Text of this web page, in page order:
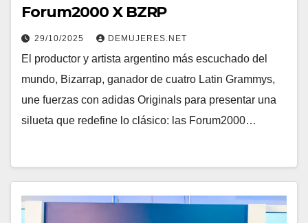
Forum2000 X BZRP
29/10/2025 DEMUJERES.NET
El productor y artista argentino más escuchado del
mundo, Bizarrap, ganador de cuatro Latin Grammys,
une fuerzas con adidas Originals para presentar una
silueta que redefine lo clásico: las Forum2000…